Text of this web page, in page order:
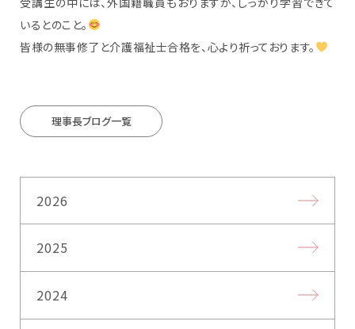
いるとのこと。
皆様の無事修了と介護福祉士合格を、心より祈っております。
理事長ブログ一覧
2026
2025
2024